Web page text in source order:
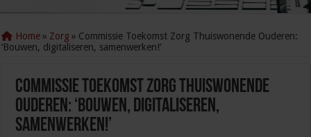
Home » Zorg » Commissie Toekomst Zorg Thuiswonende Ouderen:
‘Bouwen, digitaliseren, samenwerken!’
Commissie Toekomst Zorg Thuiswonende
Ouderen: ‘Bouwen, digitaliseren,
samenwerken!’